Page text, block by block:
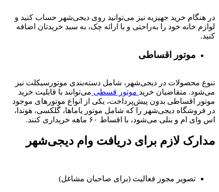
در هنگام خرید جهیزیه نیز می‌توانید روی دیجی‌شهر حساب کنید و
لوازم خانه خود را به‌راحتی و با ارائه چک، به سبد خریدتان اضافه
کنید.
موتور اقساطی
تنوع محصولات در دیجی‌شهر، شامل دسته‌بندی موتورسیکلت نیز
می‌شود. متقاضیان خرید موتور قسطی می‌توانند با قابلیت خرید
موتور اقساطی بدون پیش‌پرداخت، یکی از انواع موتورهای موجود
در فروشگاه دیجی‌شهر را که شامل موتور یاماها، گلکسی، هوندا،
اس وای ام و بنلی می‌شود، با اقساط ۶۰ ماهه خریداری کنند.
مدارک لازم برای دریافت وام دیجی‌شهر
تصویر مجوز فعالیت (برای صاحبان مشاغل)